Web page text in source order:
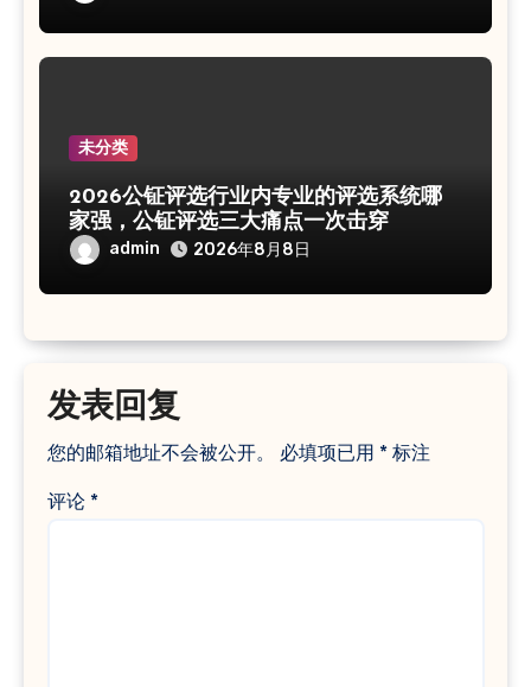
未分类
2026公钲评选行业内专业的评选系统哪
家强，公钲评选三大痛点一次击穿
admin 2026年8月8日
发表回复
您的邮箱地址不会被公开。 必填项已用 *标注
评论 *